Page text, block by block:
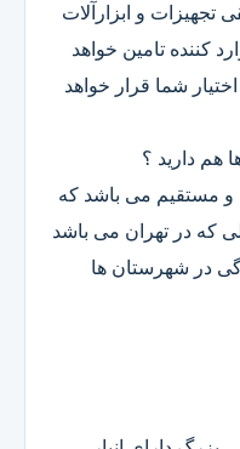
تجهیزات و ابزارآلات
کننده تامین خواهد
شما قرار خواهد
هم دارید ؟
و مستقیم می باشد که
که در تهران می باشد
در شهرستان ها